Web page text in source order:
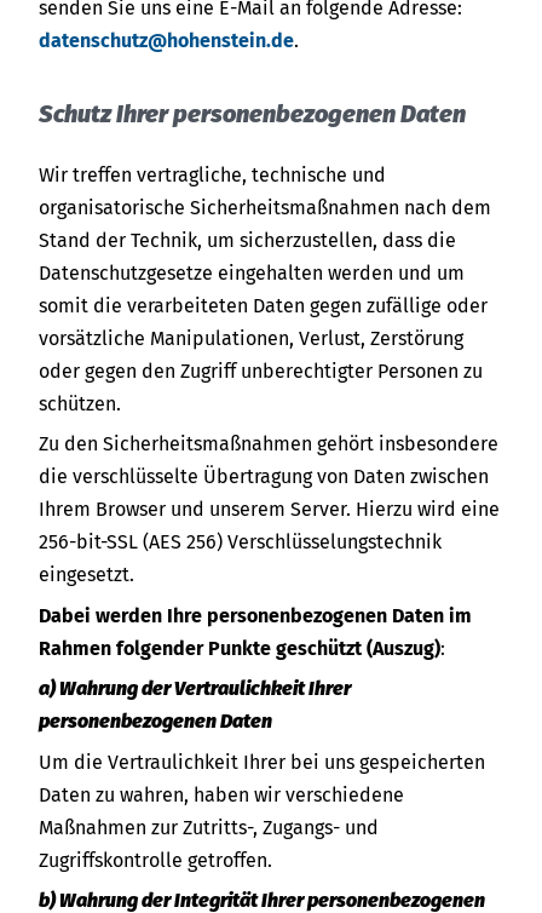
senden Sie uns eine E-Mail an folgende Adresse:
datenschutz@hohenstein.de.
Schutz Ihrer personenbezogenen Daten
Wir treffen vertragliche, technische und
organisatorische Sicherheitsmaßnahmen nach dem
Stand der Technik, um sicherzustellen, dass die
Datenschutzgesetze eingehalten werden und um
somit die verarbeiteten Daten gegen zufällige oder
vorsätzliche Manipulationen, Verlust, Zerstörung
oder gegen den Zugriff unberechtigter Personen zu
schützen.
Zu den Sicherheitsmaßnahmen gehört insbesondere
die verschlüsselte Übertragung von Daten zwischen
Ihrem Browser und unserem Server. Hierzu wird eine
256-bit-SSL (AES 256) Verschlüsselungstechnik
eingesetzt.
Dabei werden Ihre personenbezogenen Daten im
Rahmen folgender Punkte geschützt (Auszug):
a) Wahrung der Vertraulichkeit Ihrer
personenbezogenen Daten
Um die Vertraulichkeit Ihrer bei uns gespeicherten
Daten zu wahren, haben wir verschiedene
Maßnahmen zur Zutritts-, Zugangs- und
Zugriffskontrolle getroffen.
b) Wahrung der Integrität Ihrer personenbezogenen